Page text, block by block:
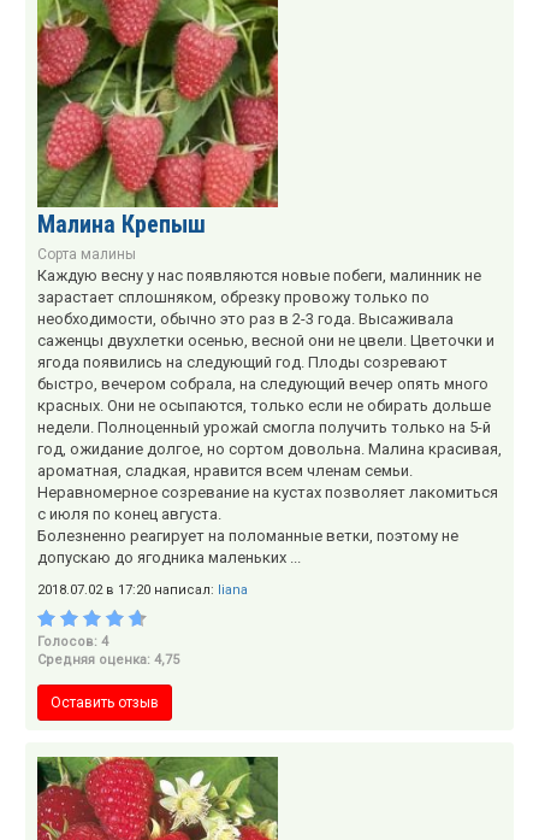
Малина Крепыш
Сорта малины
Каждую весну у нас появляются новые побеги, малинник не
зарастает сплошняком, обрезку провожу только по
необходимости, обычно это раз в 2-3 года. Высаживала
саженцы двухлетки осенью, весной они не цвели. Цветочки и
ягода появились на следующий год. Плоды созревают
быстро, вечером собрала, на следующий вечер опять много
красных. Они не осыпаются, только если не обирать дольше
недели. Полноценный урожай смогла получить только на 5-й
год, ожидание долгое, но сортом довольна. Малина красивая,
ароматная, сладкая, нравится всем членам семьи.
Неравномерное созревание на кустах позволяет лакомиться
с июля по конец августа.
Болезненно реагирует на поломанные ветки, поэтому не
допускаю до ягодника маленьких ...
2018.07.02 в 17:20 написал: liana
Голосов: 4
Средняя оценка: 4,75
Оставить отзыв